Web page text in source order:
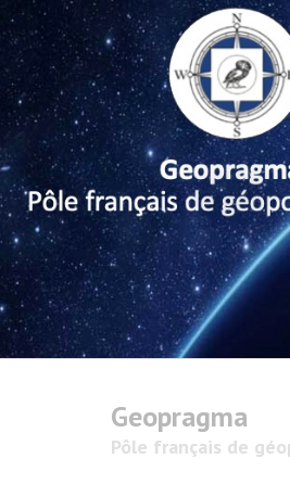
Geopragma
Pôle français de